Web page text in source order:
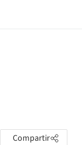
Compartir